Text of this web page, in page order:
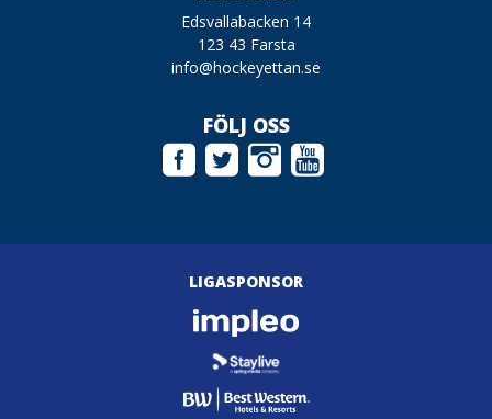
Edsvallabacken 14
123 43 Farsta
info@hockeyettan.se
FÖLJ OSS
LIGASPONSOR